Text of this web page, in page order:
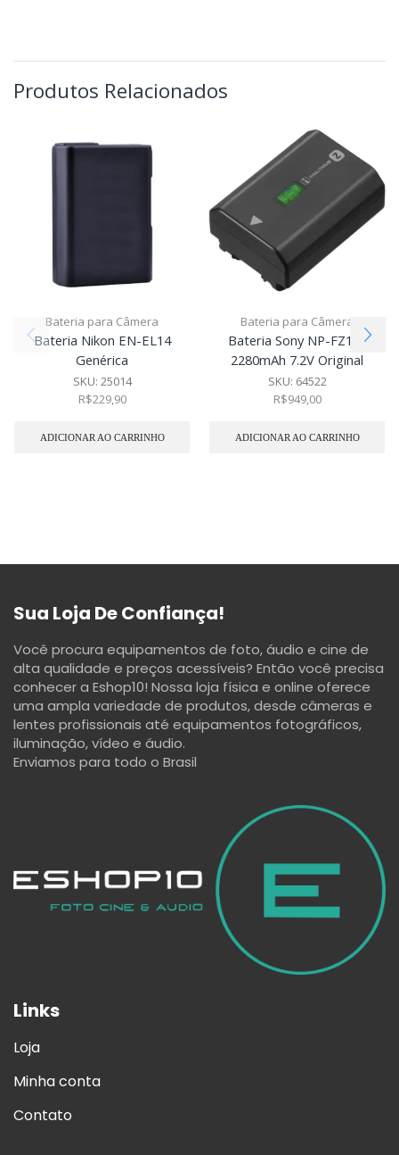
Produtos Relacionados
Bateria para Câmera
Bateria Nikon EN-EL14
Genérica
SKU: 25014
R$229,90
ADICIONAR AO CARRINHO
Bateria para Câmera
Bateria Sony NP-FZ100
2280mAh 7.2V Original
SKU: 64522
R$949,00
ADICIONAR AO CARRINHO
Sua Loja De Confiança!
Você procura equipamentos de foto, áudio e cine de
alta qualidade e preços acessíveis? Então você precisa
conhecer a Eshop10! Nossa loja física e online oferece
uma ampla variedade de produtos, desde câmeras e
lentes profissionais até equipamentos fotográficos,
iluminação, vídeo e áudio.
Enviamos para todo o Brasil
Links
Loja
Minha conta
Contato